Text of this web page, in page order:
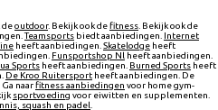
deoutdoor. Bekijk ook defitness. Bekijk ook de
Teamsports biedt aanbiedingen. Internet
heeft aanbiedingen.Skatelodge heeft
Funsportshop Nl heeft aanbiedingen.
Sports heeft aanbiedingen. Burned Sports heeft
De Kroo Ruitersport heeft aanbiedingen. De
naarfitness aanbiedingen voor home gym-
sportvoeding voor eiwitten en supplementen.
squash en padel.